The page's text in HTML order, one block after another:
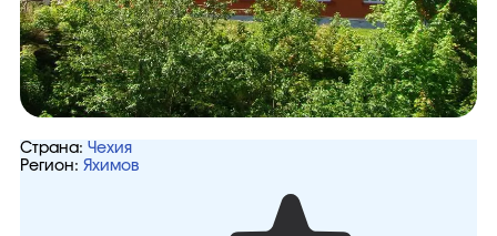
Страна: Чехия
Регион: Яхимов